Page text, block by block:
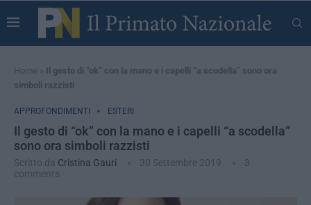
Home » Il gesto di “ok” con la mano e i capelli “a scodella” sono ora
simboli razzisti
APPROFONDIMENTI ESTERI
Il gesto di “ok” con la mano e i capelli “a scodella”
sono ora simboli razzisti
Scritto da Cristina Gauri 30 Settembre 2019
3
comments